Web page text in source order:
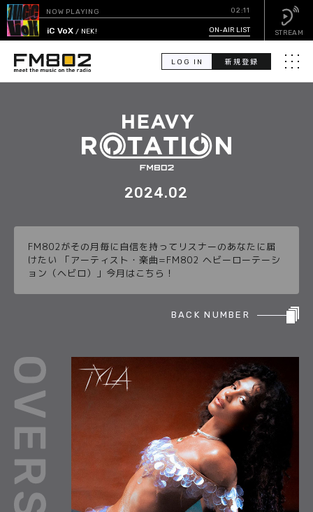
LOG IN 新規登録 メニ
索
GUEST CALENDAR
EVENT CALENDAR
HEAVY ROTATION
DJ
FAQ
ONLINESHOP
NOW PLAYING 02:11
MAGiC VoX/ NEK! ON-AIR LIST STREAM
2024.02
FM802がその月毎に自信を持ってリスナーのあなたに届
けたい 「アーティスト・楽曲=FM802 ヘビーローテーシ
ョン（ヘビロ）」今月はこちら！
BACK NUMBER